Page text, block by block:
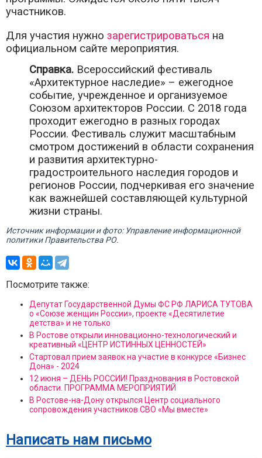
участников.
Для участия нужно зарегистрироваться на
официальном сайте мероприятия.
Справка. Всероссийский фестиваль
«Архитектурное наследие» – ежегодное
событие, учрежденное и организуемое
Союзом архитекторов России. С 2018 года
проходит ежегодно в разных городах
России. Фестиваль служит масштабным
смотром достижений в области сохранения
и развития архитектурно-
градостроительного наследия городов и
регионов России, подчеркивая его значение
как важнейшей составляющей культурной
жизни страны.
Источник информации и фото: Управление информационной
политики Правительства РО.
Посмотрите также:
Депутат Государственной Думы ФС РФ ЛАРИСА ТУТОВА
о «Союзе женщин России», проекте «Десятилетие
детства» и не только
В Ростове открыли инновационно-технологический и
креативный «ЦЕНТР ИСТИННЫХ ЦЕННОСТЕЙ»
Стартовал прием заявок на участие в конкурсе «Бизнес
Дона» - 2024
12 июня – ДЕНЬ РОССИИ! Празднования в Ростовской
области. ПРОГРАММА МЕРОПРИЯТИЙ
В Ростове-на-Дону открылся Центр социального
сопровождения участников СВО «Мы вместе»
Написать нам письмо